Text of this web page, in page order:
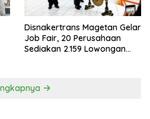
Disnakertrans Magetan Gelar
Job Fair, 20 Perusahaan
Sediakan 2.159 Lowongan